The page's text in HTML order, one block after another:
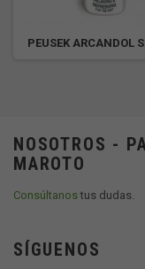
PEUSEK ARCANDOL
NOSOTROS -
MAROTO
Consúltanostus dudas.
SÍGUENOS